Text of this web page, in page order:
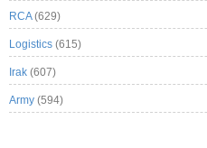
RCA(629)
Logistics (615)
Irak (607)
Army (594)